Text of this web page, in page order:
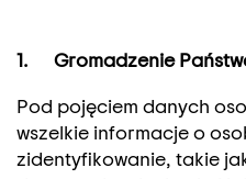
1. Gromadzenie
Pod pojęciem danych
wszelkie informacje o
zidentyfikowanie, takie